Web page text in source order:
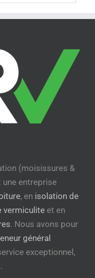
(moisissures &
une entreprise
, en isolation de
vermiculite et en
. Nous avons pour
général
exceptionnel,